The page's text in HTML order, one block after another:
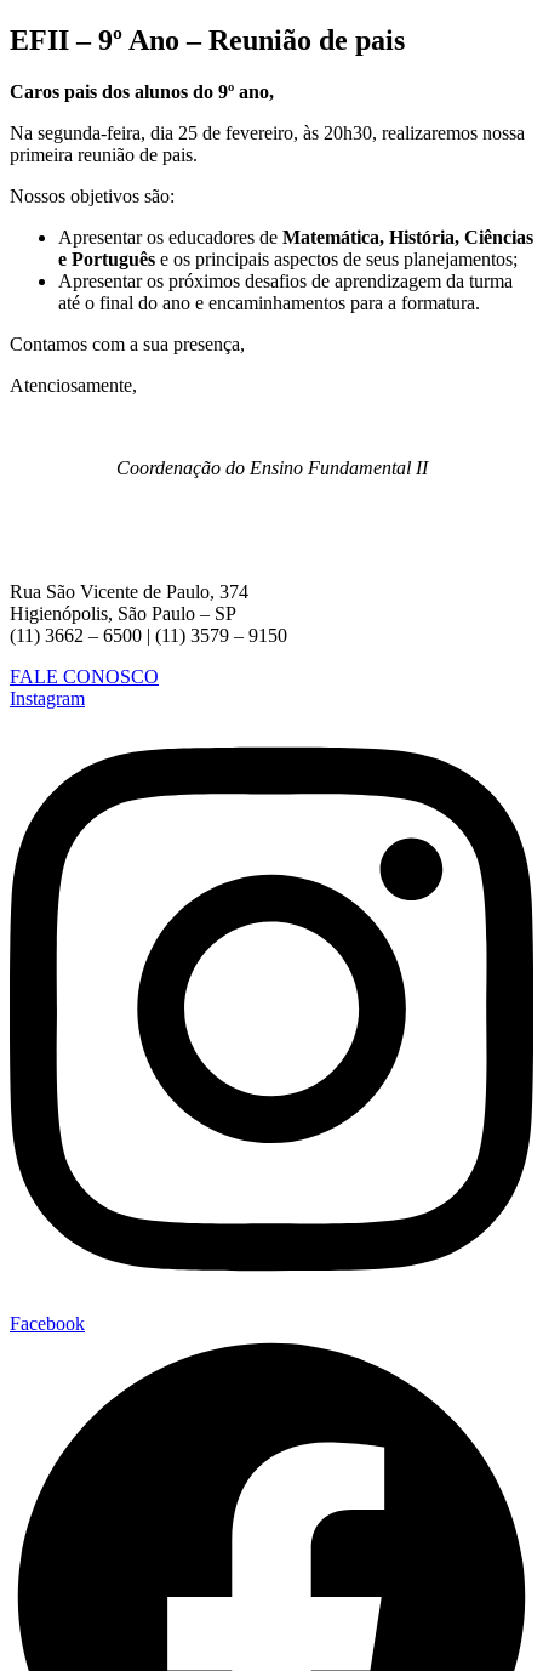
EFII – 9º Ano – Reunião de pais
Caros pais dos alunos do 9º ano,
Na segunda-feira, dia 25 de fevereiro, às 20h30, realizaremos nossa
primeira reunião de pais.
Nossos objetivos são:
Apresentar os educadores de Matemática, História, Ciências
e Português e os principais aspectos de seus planejamentos;
Apresentar os próximos desafios de aprendizagem da turma
até o final do ano e encaminhamentos para a formatura.
Contamos com a sua presença,
Atenciosamente,
Coordenação do Ensino Fundamental II
Rua São Vicente de Paulo, 374
Higienópolis, São Paulo – SP
(11) 3662 – 6500 | (11) 3579 – 9150
FALE CONOSCO
Instagram
Facebook